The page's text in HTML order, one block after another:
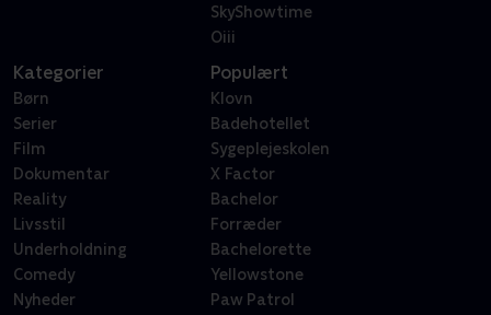
SkyShowtime
Oiii
Kategorier
Børn
Serier
Film
Dokumentar
Reality
Livsstil
Underholdning
Comedy
Nyheder
Populært
Klovn
Badehotellet
Sygeplejeskolen
X Factor
Bachelor
Forræder
Bachelorette
Yellowstone
Paw Patrol